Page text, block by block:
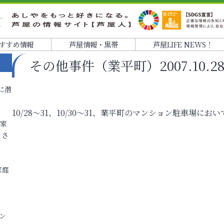
すめ情報 芦屋情報・黒帯 芦屋LIFE NEWS！
その他事件（業平町）2007.10.28
10/28～31、10/30～31、業平町のマンション駐車場におい
潜